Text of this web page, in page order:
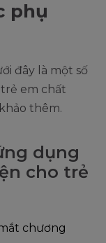
phụ
đây là một số
em chất
thêm.
dụng
cho trẻ
chương